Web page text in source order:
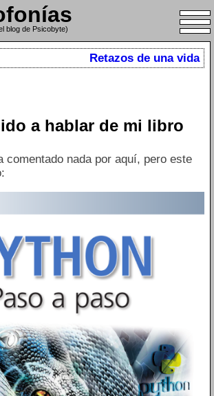
blog de Psicobyte)
Retazos de una vida
a hablar de mi libro
comentado nada por aquí, pero este